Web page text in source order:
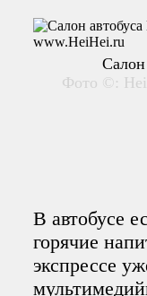
Салон
Фото ©:
В автобусе
горячие
экспрессе